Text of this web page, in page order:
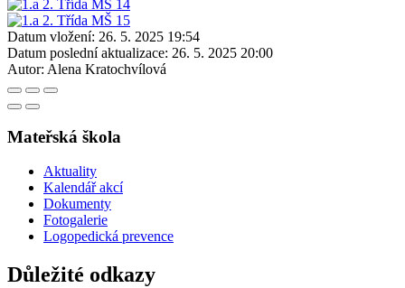
Datum vložení: 26. 5. 2025 19:54
Datum poslední aktualizace: 26. 5. 2025 20:00
Autor: Alena Kratochvílová
Mateřská škola
Aktuality
Kalendář akcí
Dokumenty
Fotogalerie
Logopedická prevence
Důležité odkazy